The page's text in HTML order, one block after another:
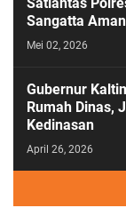
Satlantas
Sangatta
Mei 02, 2026
Gubernur
Rumah Dinas,
Kedinasan
April 26, 2026